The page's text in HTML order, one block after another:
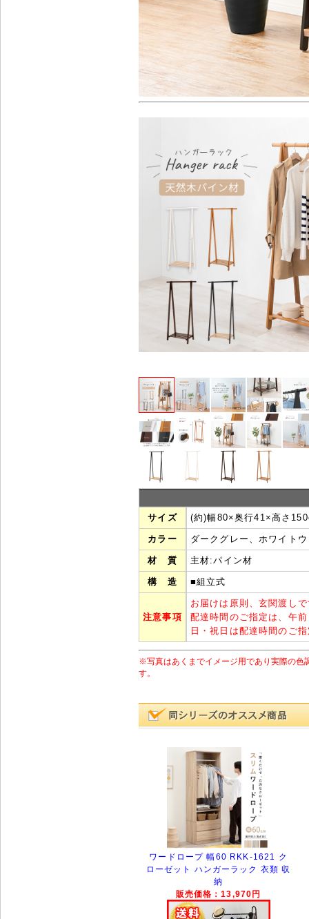
サイズ (約)幅80×奥行41×高さ
カラー ダークグレー、ホワイト
材 質 主材:パイン材
構 造 ■組立式
注意事項
お届けは原則、玄関渡し
配達時間のご指定は、午
日・祝日は配達時間のご
※写真はあくまでイメージ用であり実際の色
す。
ワードロープ 幅60 RKK-1621 ク
ローゼット ハンガーラック 衣類 収
納
販売価格：13,970円